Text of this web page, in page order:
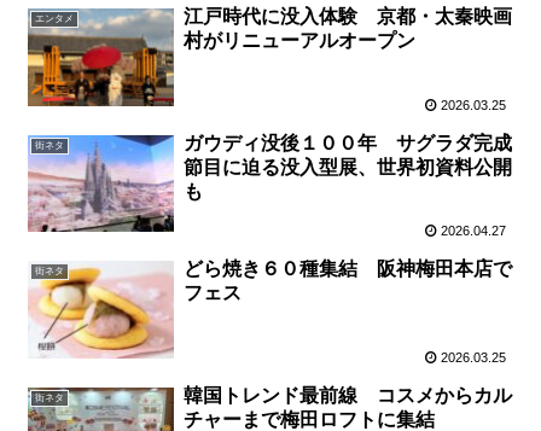
エンタメ
江戸時代に没入体験 京都・太秦映画
村がリニューアルオープン
2026.03.25
街ネタ
ガウディ没後１００年 サグラダ完成
節目に迫る没入型展、世界初資料公開
も
2026.04.27
街ネタ
どら焼き６０種集結 阪神梅田本店で
フェス
2026.03.25
街ネタ
韓国トレンド最前線 コスメからカル
チャーまで梅田ロフトに集結